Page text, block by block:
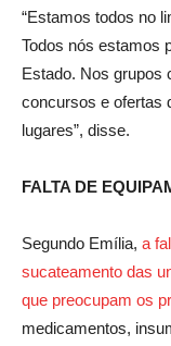
“Estamos todos no
Todos nós estamos
Estado. Nos grupos
concursos e ofertas
lugares”, disse.
FALTA DE
Segundo Emília, a
sucateamento das
que preocupam os
medicamentos,